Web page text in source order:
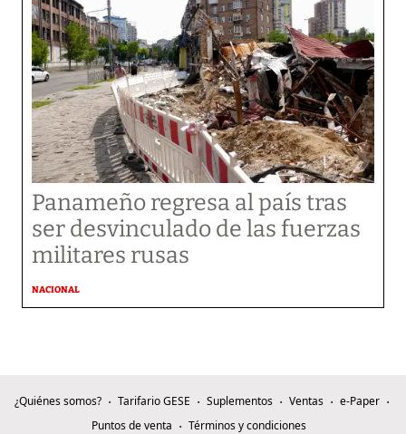
Panameño regresa al país tras
ser desvinculado de las fuerzas
militares rusas
NACIONAL
¿Quiénes somos? Tarifario GESE Suplementos Ventas
e-Paper
Puntos de venta
Términos y condiciones